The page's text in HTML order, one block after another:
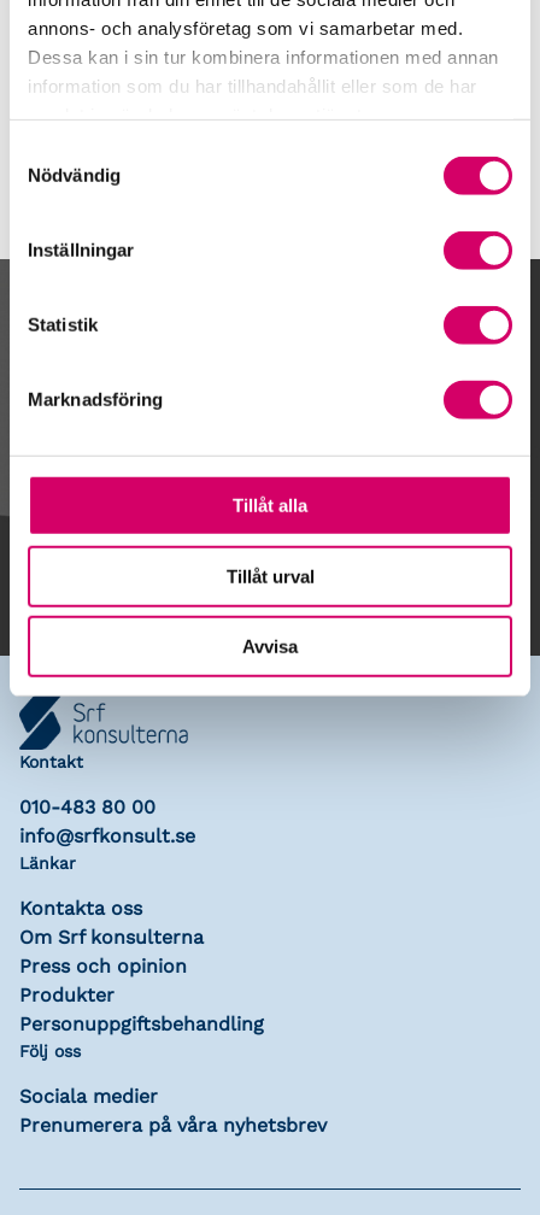
annons- och analysföretag som vi samarbetar med.
Dessa kan i sin tur kombinera informationen med annan
information som du har tillhandahållit eller som de har
Nödvändig
Inställningar
Statistik
Marknadsföring
Tillåt alla
Tillåt urval
Avvisa
ECIT Services AB
Sundbyberg
Kalendarium
Gå till kalendariet
Lägg till i kalender
Kontakt
010-483 80 00
info@srfkonsult.se
Länkar
Kontakta oss
Om Srf konsulterna
Press och opinion
Produkter
Personuppgiftsbehandling
Följ oss
Sociala medier
Prenumerera på våra nyhetsbrev